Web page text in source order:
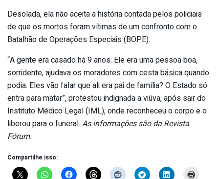
Desolada, ela não aceita a história contada pelos policiais
de que os mortos foram vítimas de um confronto com o
Batalhão de Operações Especiais (BOPE).
“A gente era casado há 9 anos. Ele era uma pessoa boa,
sorridente, ajudava os moradores com cesta básica quando
podia. Eles vão falar que ali era pai de família? O Estado só
entra para matar”, protestou indignada a viúva, após sair do
Instituto Médico Legal (IML), onde reconheceu o corpo e o
liberou para o funeral. As informações são da Revista
Fórum.
Compartilhe isso: